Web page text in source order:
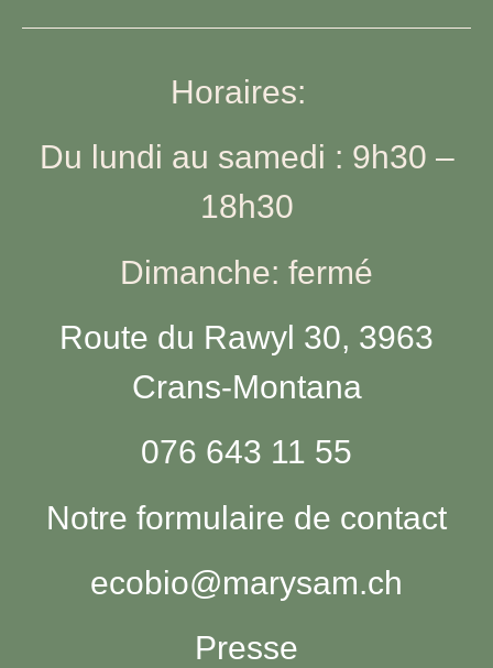
Horaires:
Du lundi au samedi : 9h30 –
18h30
Dimanche: fermé
Route du Rawyl 30, 3963
Crans-Montana
076 643 11 55
Notre formulaire de contact
ecobio@marysam.ch
Presse